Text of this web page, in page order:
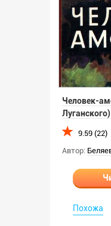
Человек-
Луганского)
9.59 (22)
Автор:
Похожа